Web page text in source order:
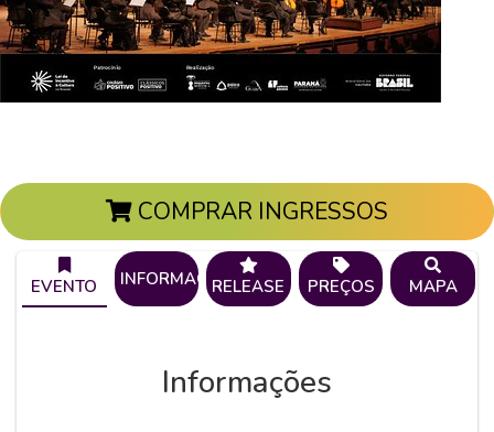
COMPRAR INGRESSOS
EVENTO INFORMAÇÕESRELEASE PREÇOS MAPA
Informações